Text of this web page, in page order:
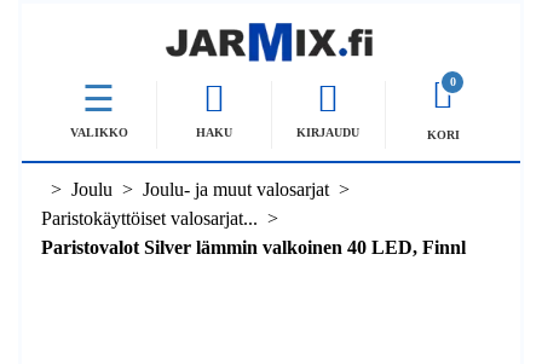
VALIKKO HAKU KIRJAUDU
0
KORI
Joulu
Joulu- ja muut valosarjat
Paristokäyttöiset valosarjat...
Paristovalot Silver lämmin valkoinen 40 LED, Finnl